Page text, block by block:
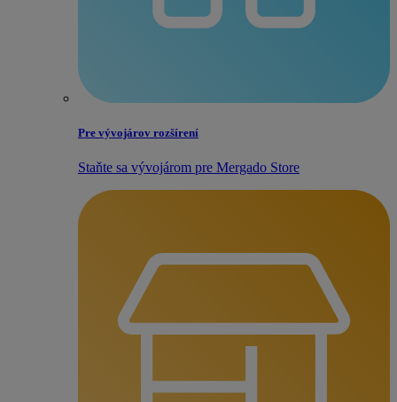
Pre vývojárov rozšírení
Staňte sa vývojárom pre Mergado Store